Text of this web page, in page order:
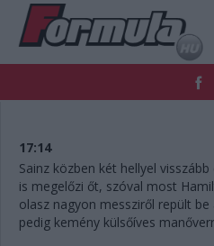
FORMULA
NEMZETKÖZI
RETRO
PODCAST
LIVE
17:14
Sainz közben két hellyel
is megelőzi őt, szóval most
olasz nagyon messziről repült
pedig kemény külsőíves